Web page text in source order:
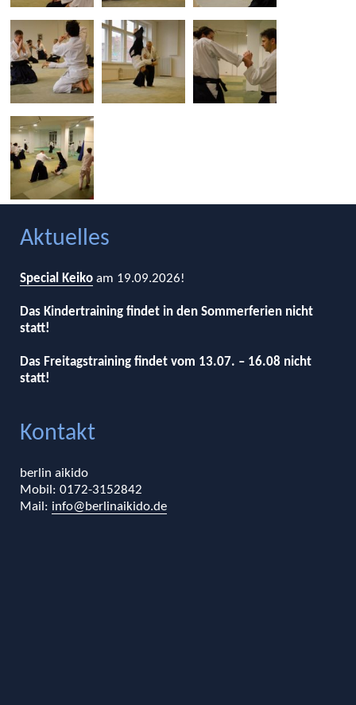
Aktuelles
Special Keiko am 19.09.2026!
Das Kindertraining findet in den Sommerferien nicht
statt!
Das Freitagstraining findet vom 13.07. – 16.08 nicht
statt!
Kontakt
berlin aikido
Mobil: 0172-3152842
Mail: info@berlinaikido.de